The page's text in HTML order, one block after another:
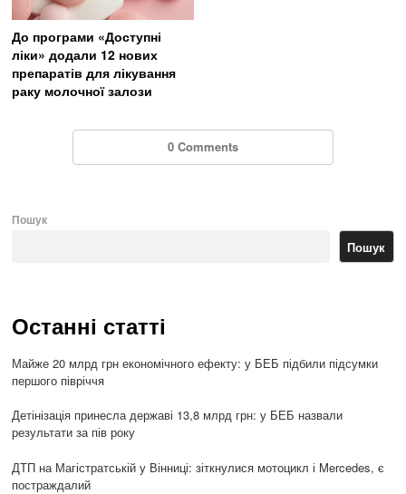
До програми «Доступні
ліки» додали 12 нових
препаратів для лікування
раку молочної залози
0 Comments
Пошук
Пошук
Останні статті
Майже 20 млрд грн економічного ефекту: у БЕБ підбили підсумки
першого півріччя
Детінізація принесла державі 13,8 млрд грн: у БЕБ назвали
результати за пів року
ДТП на Магістратській у Вінниці: зіткнулися мотоцикл і Mercedes, є
постраждалий